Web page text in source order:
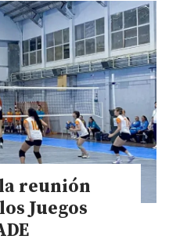
reunión
Juegos